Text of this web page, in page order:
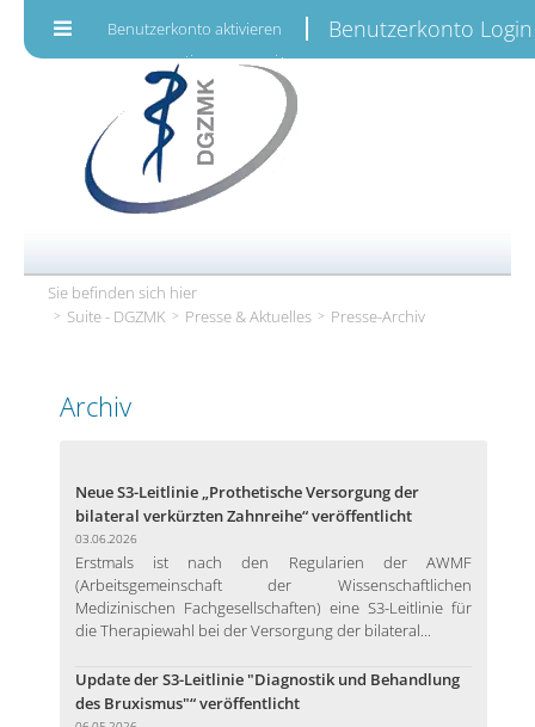
Benutzerkonto aktivieren Benutzerkonto Login
Sie befinden sich hier
Suite - DGZMK
Presse & Aktuelles Presse-Archiv
Archiv
Neue S3-Leitlinie „Prothetische Versorgung der
bilateral verkürzten Zahnreihe“ veröffentlicht
03.06.2026
Erstmals ist nach den Regularien der AWMF
(Arbeitsgemeinschaft der Wissenschaftlichen
Medizinischen Fachgesellschaften) eine S3-Leitlinie für
die Therapiewahl bei der Versorgung der bilateral...
Update der S3-Leitlinie "Diagnostik und Behandlung
des Bruxismus"“ veröffentlicht